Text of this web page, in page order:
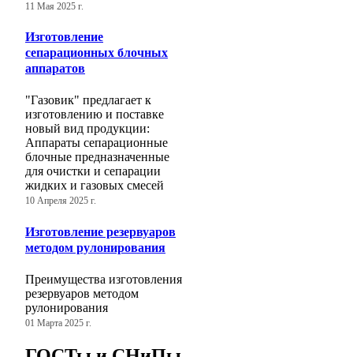
11 Мая 2025 г.
Изготовление
сепарационных блочных
аппаратов
"Газовик" предлагает к
изготовлению и поставке
новый вид продукции:
Аппараты сепарационные
блочные предназначенные
для очистки и сепарации
жидких и газовых смесей
10 Апреля 2025 г.
Изготовление резервуаров
методом рулонирования
Преимущества изготовления
резервуаров методом
рулонирования
01 Марта 2025 г.